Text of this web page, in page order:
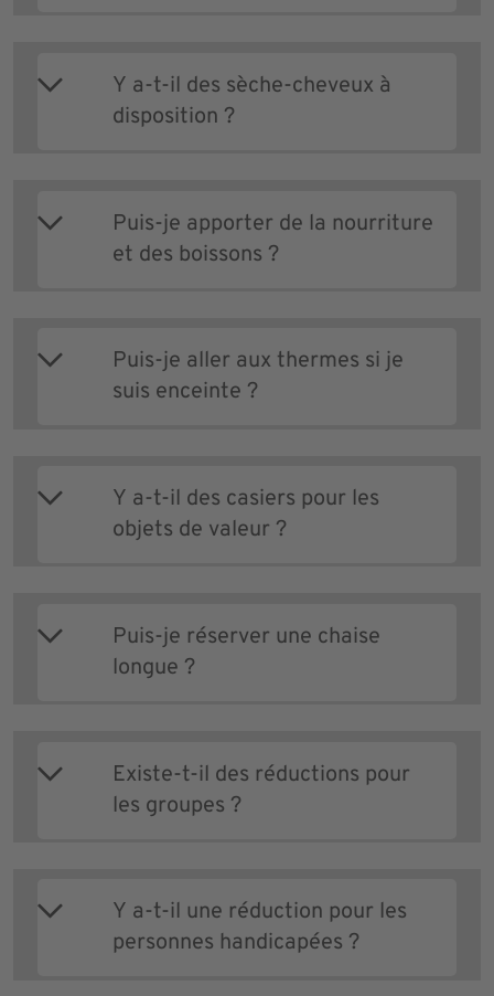
Y a-t-il des sèche-cheveux à
disposition ?
Puis-je apporter de la nourriture
et des boissons ?
Puis-je aller aux thermes si je
suis enceinte ?
Y a-t-il des casiers pour les
objets de valeur ?
Puis-je réserver une chaise
longue ?
Existe-t-il des réductions pour
les groupes ?
Y a-t-il une réduction pour les
personnes handicapées ?